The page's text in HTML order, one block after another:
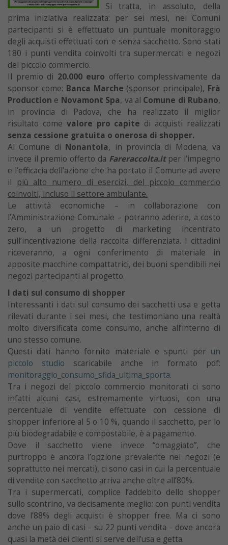
Si tratta, in assoluto, della
prima iniziativa realizzata: per sei mesi, nei Comuni
partecipanti si è effettuato un puntuale monitoraggio
degli acquisti effettuati con e senza sacchetto. Sono stati
180 i punti vendita coinvolti tra supermercati e negozi
del piccolo commercio.
Il premio di 20.000 euro offerto complessivamente da
sponsor come: Banca Marche (sponsor principale), Frà
Production e Novamont Spa, va al Comune di Rubano,
in provincia di Padova, che ha realizzato il miglior
risultato come valore pro capite di acquisti realizzati
senza cessione gratuita o onerosa di shopper.
Al Comune di Nonantola, in provincia di Modena, va
invece il premio offerto da Fareraccolta.itper l’impegno
e l’efficacia dell’azione che ha portato il Comune ad avere
il
più alto numero di esercizi, del piccolo commercio
coinvolti, incluso il settore ambulante.
Le attività economiche – in collaborazione con
l’Amministrazione Comunale – potranno aderire, a costo
zero, a un progetto di marketing incentrato
sull’incentivazione della raccolta differenziata. I cittadini
riceveranno, a ogni conferimento di materiale in
apposite macchine compattatrici, dei buoni spendibili nei
negozi partecipanti al progetto.
I dati sul consumo di shopper
Interessanti i dati sul consumo dei sacchetti usa e getta
rilevati durante i sei mesi, che testimoniano una realtà
molto diversificata come consumo, anche all’interno di
uno stesso comune.
Questi dati hanno fornito materiale e spunti perun
piccolo studio scaricabile anche in formato pdf:
monitoraggio_consumo_sfida_ultima_sporta.
Tra i negozi del piccolo commercio monitorati ci sono
infatti alcuni casi, estremamente virtuosi, con una
percentuale di vendite effettuate con cessione di
shopper inferiore al 5 o 10 %, quando il sacchetto, per lo
più biodegradabile e compostabile, è a pagamento.
Dove il sacchetto viene invece “omaggiato”, che
purtroppo è ancora l’opzione prevalente nei negozi (e
soprattutto nei mercati), ci sono casi in cui la percentuale
di vendite con sacchetto arriva anche oltre all’80%.
Tra i supermercati, complice l’addebito dello shopper
sullo scontrino, va decisamente meglio: con punti vendita
dove l’88% degli acquisti è shopper free. Ma ci sono
anche un paio di casi – su 22 punti vendita – dove ancora
quasi la metà dei clienti si serve dell’usa e getta.